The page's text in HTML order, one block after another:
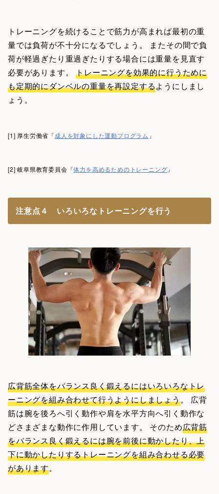
トレーニングを続けることで筋力が高まれば最初の重
量では負荷が不十分になるでしょう。 またその間で負
荷が軽過ぎたり重過ぎたりする場合には重量を見直す
必要があります。トレーニングを効果的に行うために
も定期的にダンベルの重量を再設定するようにしまし
ょう。
[1] 厚生労働省「成人を対象にした運動プログラム 」
[2] 岐阜県教育委員会「体力を高めるためのトレーニング 」
注意点４ いろいろなトレーニングを行う
広背筋全体をバランス良く鍛えるにはいろいろなトレ
ーニングを組み合わせて行うようにしましょう。 広背
筋は腕を後ろへ引く動作や肩を水平方向へ引く動作な
どさまざまな動作に作用しています。 そのため広背筋
をバランス良く鍛えるには腕を前後に動かしたり、上
下に動かしたりするトレーニングを組み合わせる必要
があります。